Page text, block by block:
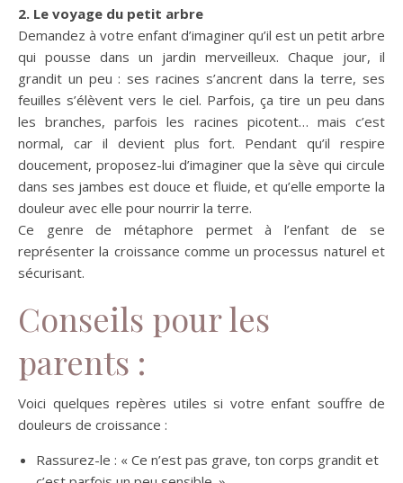
2. Le voyage du petit arbre
Demandez à votre enfant d’imaginer qu’il est un petit arbre
qui pousse dans un jardin merveilleux. Chaque jour, il
grandit un peu : ses racines s’ancrent dans la terre, ses
feuilles s’élèvent vers le ciel. Parfois, ça tire un peu dans
les branches, parfois les racines picotent… mais c’est
normal, car il devient plus fort. Pendant qu’il respire
doucement, proposez-lui d’imaginer que la sève qui circule
dans ses jambes est douce et fluide, et qu’elle emporte la
douleur avec elle pour nourrir la terre.
Ce genre de métaphore permet à l’enfant de se
représenter la croissance comme un processus naturel et
sécurisant.
Conseils pour les
parents :
Voici quelques repères utiles si votre enfant souffre de
douleurs de croissance :
Rassurez-le : « Ce n’est pas grave, ton corps grandit et